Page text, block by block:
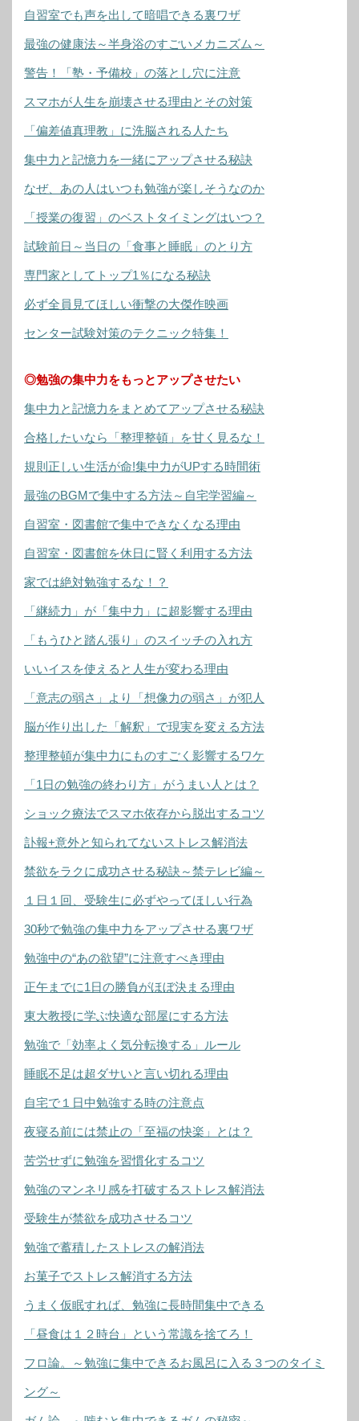
自習室でも声を出して暗唱できる裏ワザ
最強の健康法～半身浴のすごいメカニズム～
警告！「塾・予備校」の落とし穴に注意
スマホが人生を崩壊させる理由とその対策
「偏差値真理教」に洗脳される人たち
集中力と記憶力を一緒にアップさせる秘訣
なぜ、あの人はいつも勉強が楽しそうなのか
「授業の復習」のベストタイミングはいつ？
試験前日～当日の「食事と睡眠」のとり方
専門家としてトップ1％になる秘訣
必ず全員見てほしい衝撃の大傑作映画
センター試験対策のテクニック特集！
◎勉強の集中力をもっとアップさせたい
集中力と記憶力をまとめてアップさせる秘訣
合格したいなら「整理整頓」を甘く見るな！
規則正しい生活が命!集中力がUPする時間術
最強のBGMで集中する方法～自宅学習編～
自習室・図書館で集中できなくなる理由
自習室・図書館を休日に賢く利用する方法
家では絶対勉強するな！？
「継続力」が「集中力」に超影響する理由
「もうひと踏ん張り」のスイッチの入れ方
いいイスを使えると人生が変わる理由
「意志の弱さ」より「想像力の弱さ」が犯人
脳が作り出した「解釈」で現実を変える方法
整理整頓が集中力にものすごく影響するワケ
「1日の勉強の終わり方」がうまい人とは？
ショック療法でスマホ依存から脱出するコツ
訃報+意外と知られてないストレス解消法
禁欲をラクに成功させる秘訣～禁テレビ編～
１日１回、受験生に必ずやってほしい行為
30秒で勉強の集中力をアップさせる裏ワザ
勉強中の“あの欲望”に注意すべき理由
正午までに1日の勝負がほぼ決まる理由
東大教授に学ぶ快適な部屋にする方法
勉強で「効率よく気分転換する」ルール
睡眠不足は超ダサいと言い切れる理由
自宅で１日中勉強する時の注意点
夜寝る前には禁止の「至福の快楽」とは？
苦労せずに勉強を習慣化するコツ
勉強のマンネリ感を打破するストレス解消法
受験生が禁欲を成功させるコツ
勉強で蓄積したストレスの解消法
お菓子でストレス解消する方法
うまく仮眠すれば、勉強に長時間集中できる
「昼食は１２時台」という常識を捨てろ！
フロ論。～勉強に集中できるお風呂に入る３つのタイミ
ング～